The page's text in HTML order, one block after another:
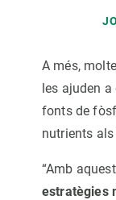
A més,
les ajuden a
fonts de
nutrients
“Amb
estratègies